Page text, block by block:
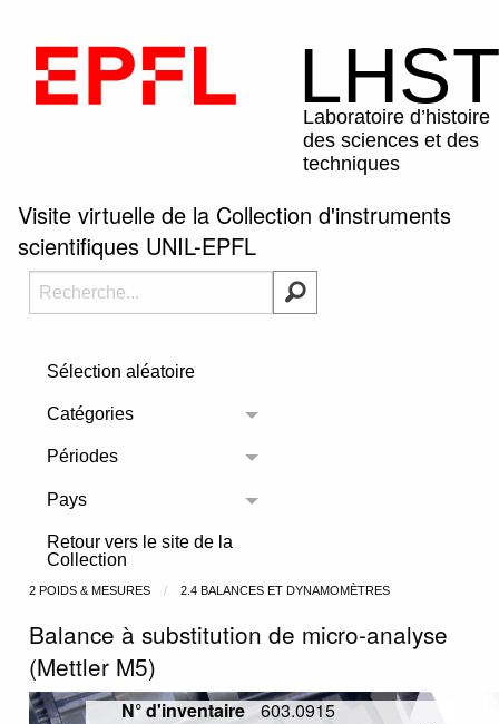
Visite virtuelle de la Collection d'instruments
scientifiques UNIL-EPFL
Sélection aléatoire
Catégories
Toggle menu
Périodes
Toggle menu
Pays
Toggle menu
Retour vers le site de la
Collection
2 POIDS & MESURES 2.4 BALANCES ET DYNAMOMÈTRES
Balance à substitution de micro-analyse
(Mettler M5)
N° d'inventaire
603.0915